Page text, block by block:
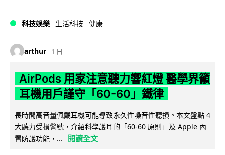
科技娛樂 生活科技 健康
arthur 1 日
AirPods 用家注意聽力響紅燈 醫學界籲
耳機用戶謹守「60-60」鐵律
長時間高音量佩戴耳機可能導致永久性噪音性聽損。本文盤點 4
大聽力受損警號，介紹科學護耳的「60-60 原則」及 Apple 內
置防護功能，...
閱讀全文